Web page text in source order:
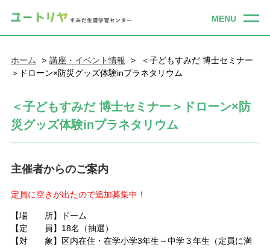
ホーム 講座・イベント情報
＜子どもすみだ 博士セミナー
＞ドローン×防災グッズ体験inプラネタリウム
＜子どもすみだ 博士セミナー＞ドローン×防
災グッズ体験inプラネタリウム
主催者からのご案内
定員に空きが出たので追加募集中！
【場 所】ドーム
【定 員】18名（抽選）
【対 象】区内在住・在学小学3年生～中学３年生（定員に満